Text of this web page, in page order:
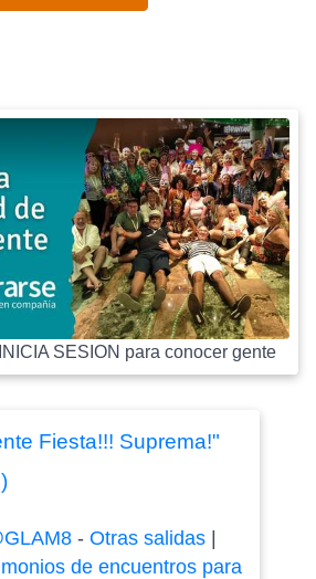
SESION para conocer gente
Fiesta!!! Suprema!"
- Otras salidas|
de encuentros para